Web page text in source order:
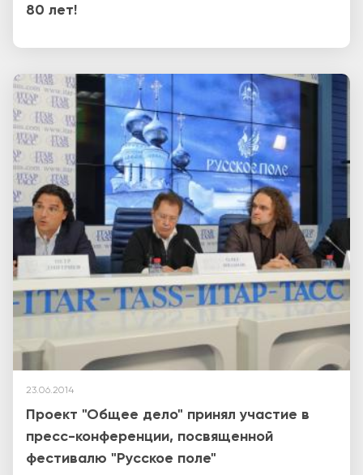
80 лет!
23.06.2014
Проект "Общее дело" принял участие в
пресс-конференции, посвященной
фестивалю "Русское поле"